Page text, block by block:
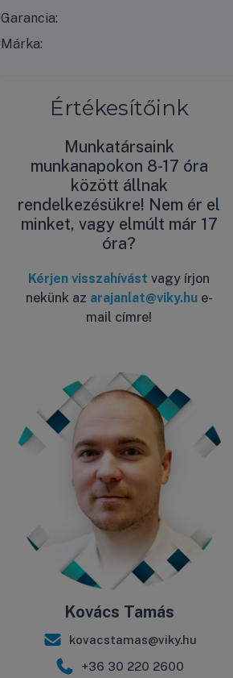
Garancia:
Márka:
Értékesítőink
Munkatársaink
munkanapokon 8-17 óra
között állnak
rendelkezésükre! Nem ér el
minket, vagy elmúlt már 17
óra?
Kérjen visszahívást vagy írjon
nekünk az arajanlat@viky.hue-
mail címre!
Kovács Tamás
kovacstamas@viky.hu
+36 30 220 2600